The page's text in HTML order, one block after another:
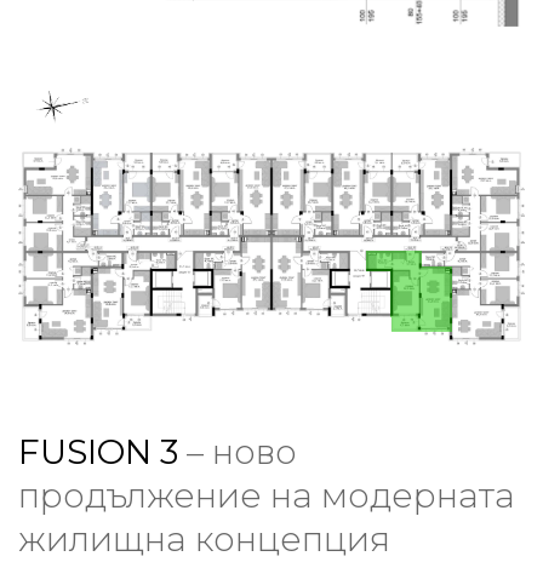
FUSION 3 – ново
продължение на модерната
жилищна концепция